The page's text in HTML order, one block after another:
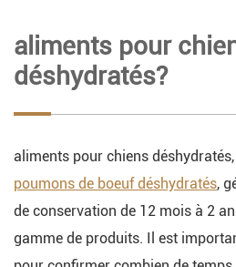
aliments pour
déshydratés?
aliments pour chiens
poumons de boeuf déshydratés,
de conservation de 12 mois à 2
gamme de produits. Il est